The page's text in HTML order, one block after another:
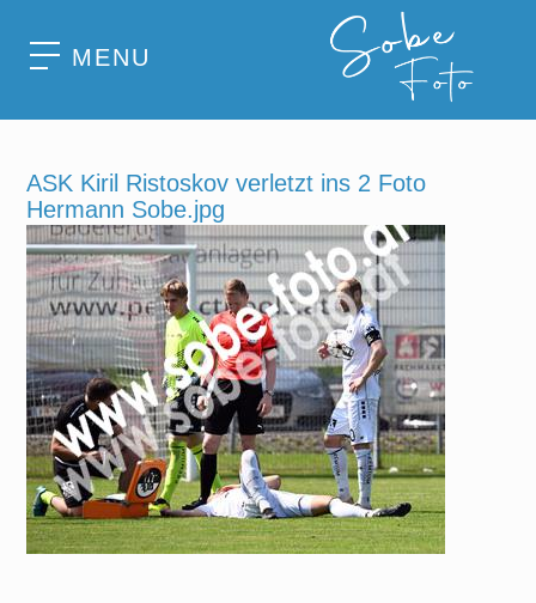
MENU
ASK Kiril Ristoskov verletzt ins 2 Foto
Hermann Sobe.jpg